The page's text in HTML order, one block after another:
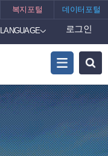
복지포털 데이터포털
LANGUAGE 로그인